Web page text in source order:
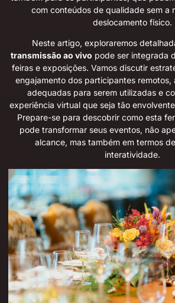
com conteúdos de qualidade sem a
deslocamento físico.
Neste artigo, exploraremos
transmissão ao vivo pode ser integrada
feiras e exposições. Vamos discutir
engajamento dos participantes remotos,
adequadas para serem utilizadas e
experiência virtual que seja tão
Prepare-se para descobrir como esta
pode transformar seus eventos, não
alcance, mas também em termos
interatividade.